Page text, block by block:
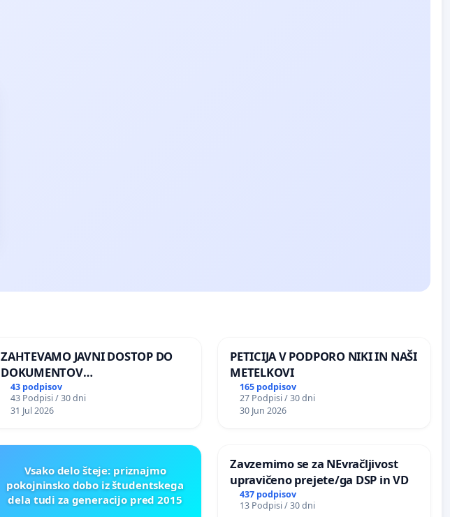
ZAHTEVAMO JAVNI DOSTOP DO
DOKUMENTOV
PARLAMENTARNIH
PREISKOVALNIH KOMISIJ O
ILEGALNI TRGOVINI Z OROŽJEM
43 podpisov
43 Podpisi / 30 dni
31 Jul 2026
PETICIJA V PODPORO NIKI IN NAŠI
METELKOVI
165 podpisov
27 Podpisi / 30 dni
30 Jun 2026
Vsako delo šteje: priznajmo
pokojninsko dobo iz študentskega
dela tudi za generacijo pred 2015
Zavzemimo se za NEvračljivost
upravičeno prejete/ga DSP in VD
437 podpisov
13 Podpisi / 30 dni